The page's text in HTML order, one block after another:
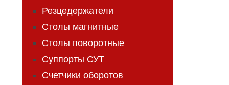
Резцедержатели
Столы магнитные
Столы поворотные
Суппорты СУТ
Счетчики оборотов